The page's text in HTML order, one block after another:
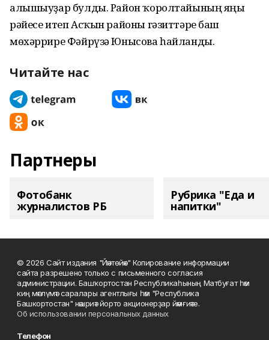
алышыуҙар булды. Район ҡоролтайының яңы
рәйесе итеп Асҡын районы гәзиттәре баш
мөхәррире Фәйрүзә Юнысова һайланды.
Читайте нас
Партнеры
Фотобанк
журналистов РБ
Рубрика "Еда и
напитки"
© 2026 Сайт издания "Йәнтөйәк" Копирование информации
сайта разрешено только с письменного согласия
администрации. Башҡортостан Республикаһының Матбуғат һәм
киң мәғлүмәт саралары агентлығы һәм "Республика
Башкортостан" нәшриәт йорто акционерҙар йәмғиәте.
Об использовании персональных данных
Телефон